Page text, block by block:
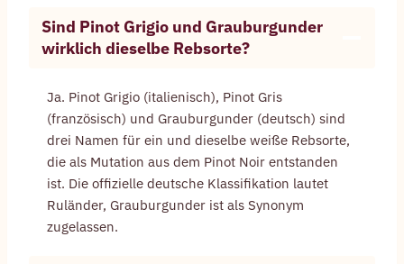
Sind Pinot Grigio und Grauburgunder
wirklich dieselbe Rebsorte?
Ja. Pinot Grigio (italienisch), Pinot Gris
(französisch) und Grauburgunder (deutsch) sind
drei Namen für ein und dieselbe weiße Rebsorte,
die als Mutation aus dem Pinot Noir entstanden
ist. Die offizielle deutsche Klassifikation lautet
Ruländer, Grauburgunder ist als Synonym
zugelassen.